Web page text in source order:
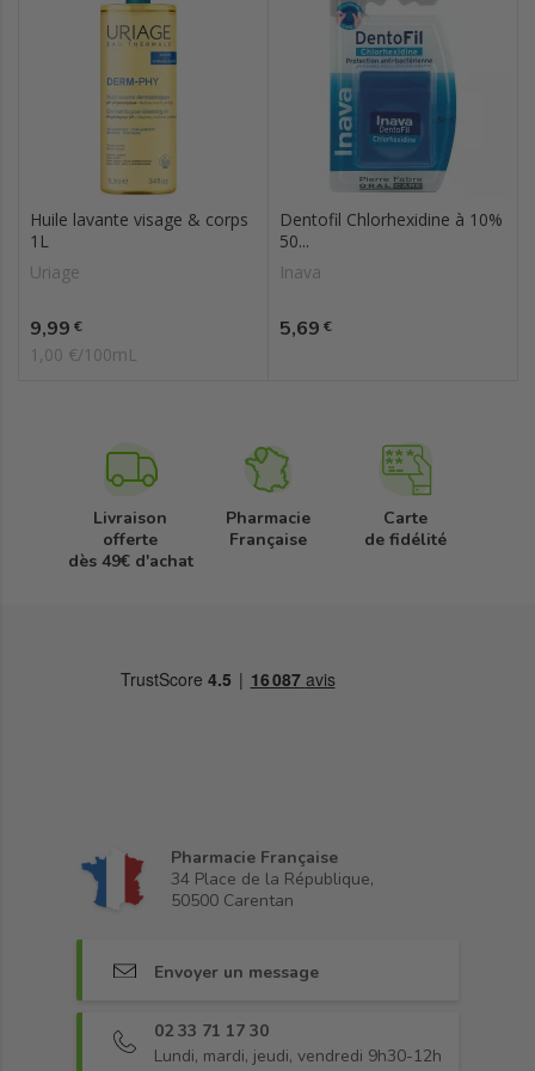
Huile lavante visage & corps
1L
Uriage
Prix
9,99 €
1,00 €/100mL
Dentofil Chlorhexidine à 10%
50...
Inava
Prix
5,69 €
Livraison
offerte
dès 49€ d'achat
Pharmacie
Française
Carte
de fidélité
Pharmacie Française
34 Place de la République,
50500 Carentan
Envoyer un message
02 33 71 17 30
Lundi, mardi, jeudi, vendredi 9h30-12h